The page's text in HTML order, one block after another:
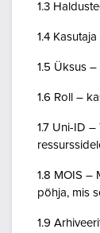
1.3
1.4
1.5 Üksus
1.6 Roll –
1.7 Uni-ID
1.8 MOIS –
põhja, mis
1.9